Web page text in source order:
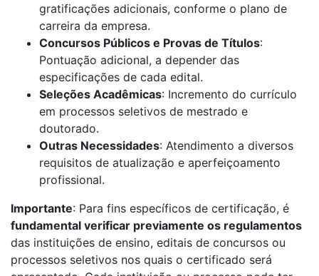
gratificações adicionais, conforme o plano de
carreira da empresa.
Concursos Públicos e Provas de Títulos:
Pontuação adicional, a depender das
especificações de cada edital.
Seleções Acadêmicas: Incremento do currículo
em processos seletivos de mestrado e
doutorado.
Outras Necessidades: Atendimento a diversos
requisitos de atualização e aperfeiçoamento
profissional.
Importante: Para fins específicos de certificação, é
fundamental verificar previamente os regulamentos
das instituições de ensino, editais de concursos ou
processos seletivos nos quais o certificado será